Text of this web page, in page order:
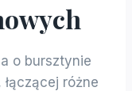
o bursztynie
różne